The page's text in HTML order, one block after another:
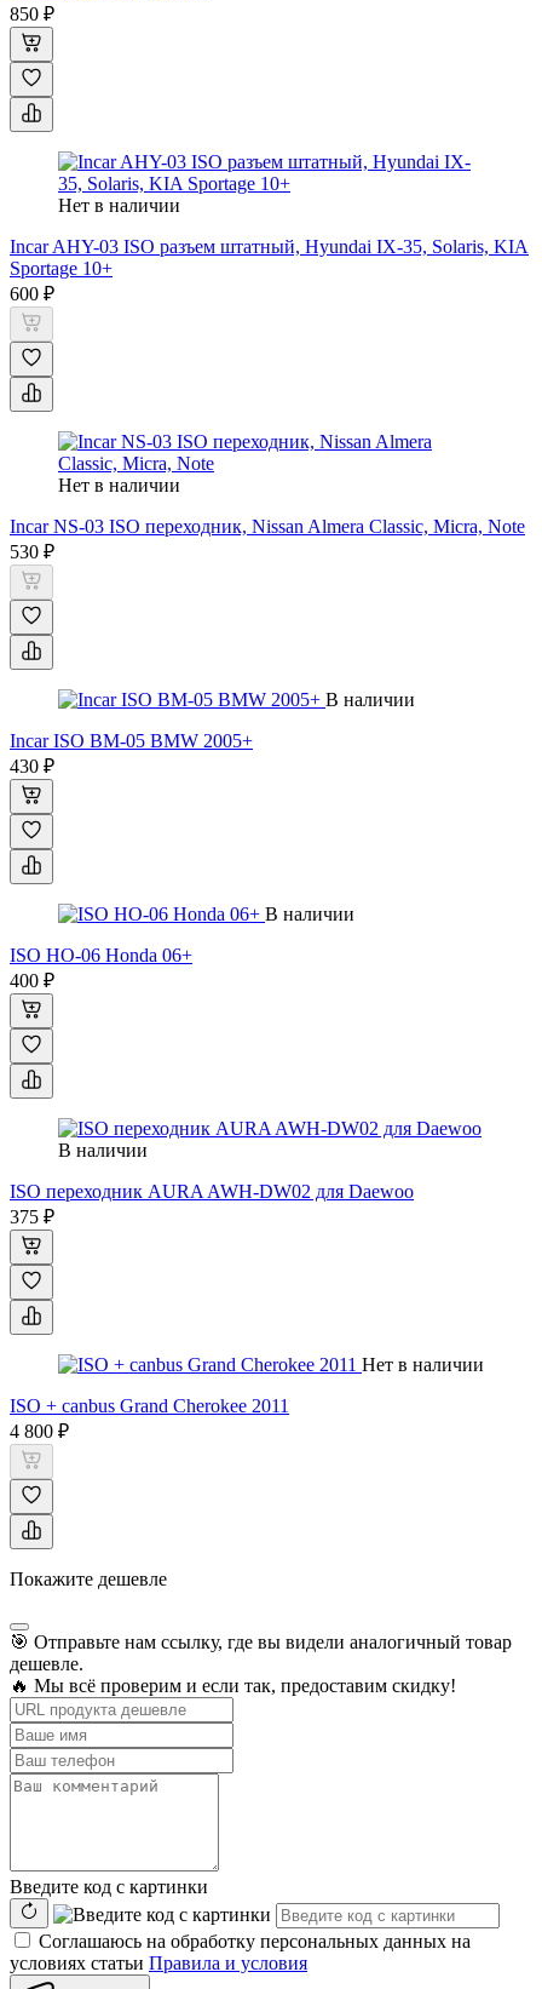
850 ₽
Нет в наличии
Incar AHY-03 ISO разъем штатный, Hyundai IX-35, Solaris, KIA
Sportage 10+
600 ₽
Нет в наличии
Incar NS-03 ISO переходник, Nissan Almera Classic, Micra, Note
530 ₽
В наличии
Incar ISO BM-05 BMW 2005+
430 ₽
В наличии
ISO HO-06 Honda 06+
400 ₽
В наличии
ISO переходник AURA AWH-DW02 для Daewoo
375 ₽
Нет в наличии
ISO + canbus Grand Cherokee 2011
4 800 ₽
Покажите дешевле
🎯 Отправьте нам ссылку, где вы видели аналогичный товар
дешевле.
🔥 Мы всё проверим и если так, предоставим скидку!
Введите код с картинки
Соглашаюсь на обработку персональных данных на
условиях статьи Правила и условия